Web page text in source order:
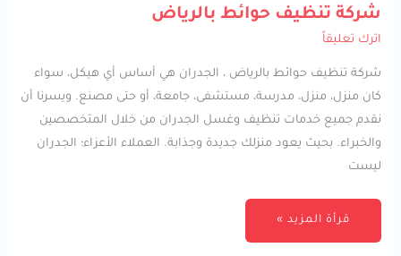
شركة تنظيف حوائط بالرياض
اترك تعليقاً
شركة تنظيف حوائط بالرياض ، الجدران هي أساس أي هيكل، سواء
كان منزل، منزل، مدرسة، مستشفى، جامعة، أو حتى مصنع. ويسرنا أن
نقدم جميع خدمات تنظيف وغسل الجدران من خلال المتخصصين
والخبراء. بحيث يعود منزلك جديدة وجذابة. العملاء الأعزاء؛ الجدران
ليست
شركة
تنظيف
حوائط
بالرياض
قرأة المزيد »